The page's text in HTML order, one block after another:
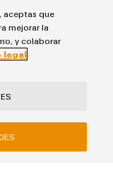
aceptas que
mejorar la
y colaborar
legal